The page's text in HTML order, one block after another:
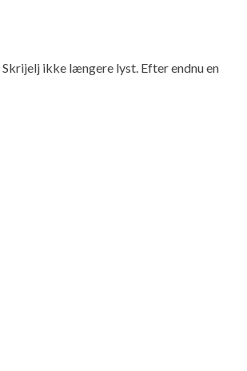
ikke længere lyst. Efter endnu en